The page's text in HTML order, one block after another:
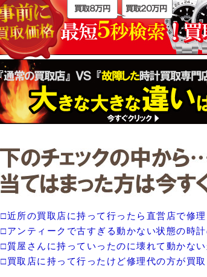
□近所の買取店に持って行ったら直営店で修
□アンティークで古すぎる動かない状態の時
□質屋さんに持っていったのに壊れて動かな
□買取店に持って行ったけど修理代の方が買